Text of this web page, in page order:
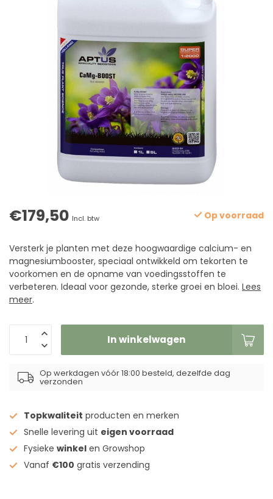
€179,50 Incl. btw Op voorraad
Versterk je planten met deze hoogwaardige calcium- en
magnesiumbooster, speciaal ontwikkeld om tekorten te
voorkomen en de opname van voedingsstoffen te
verbeteren. Ideaal voor gezonde, sterke groei en bloei. Lees
meer.
In winkelwagen
Op werkdagen vóór 18:00 besteld, dezelfde dag
verzonden
Topkwaliteit producten en merken
Snelle levering uit eigen voorraad
Fysieke winkel en Growshop
Vanaf €100 gratis verzending